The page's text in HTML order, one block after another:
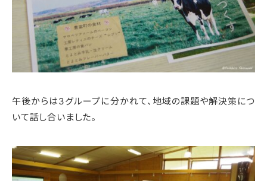
午後からは3グループに分かれて、地域の課題や解決策につ
いて話し合いました。